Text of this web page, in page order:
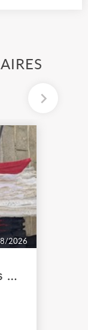
2026
Lot de 80 costumes de scène pro